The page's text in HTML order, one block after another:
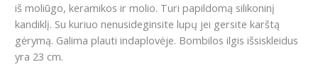
iš moliūgo, keramikos ir molio. Turi papildomą silikoninį
kandiklį. Su kuriuo nenusideginsite lupų jei gersite karštą
gėrymą. Galima plauti indaplovėje. Bombilos ilgis išsiskleidus
yra 23 cm.